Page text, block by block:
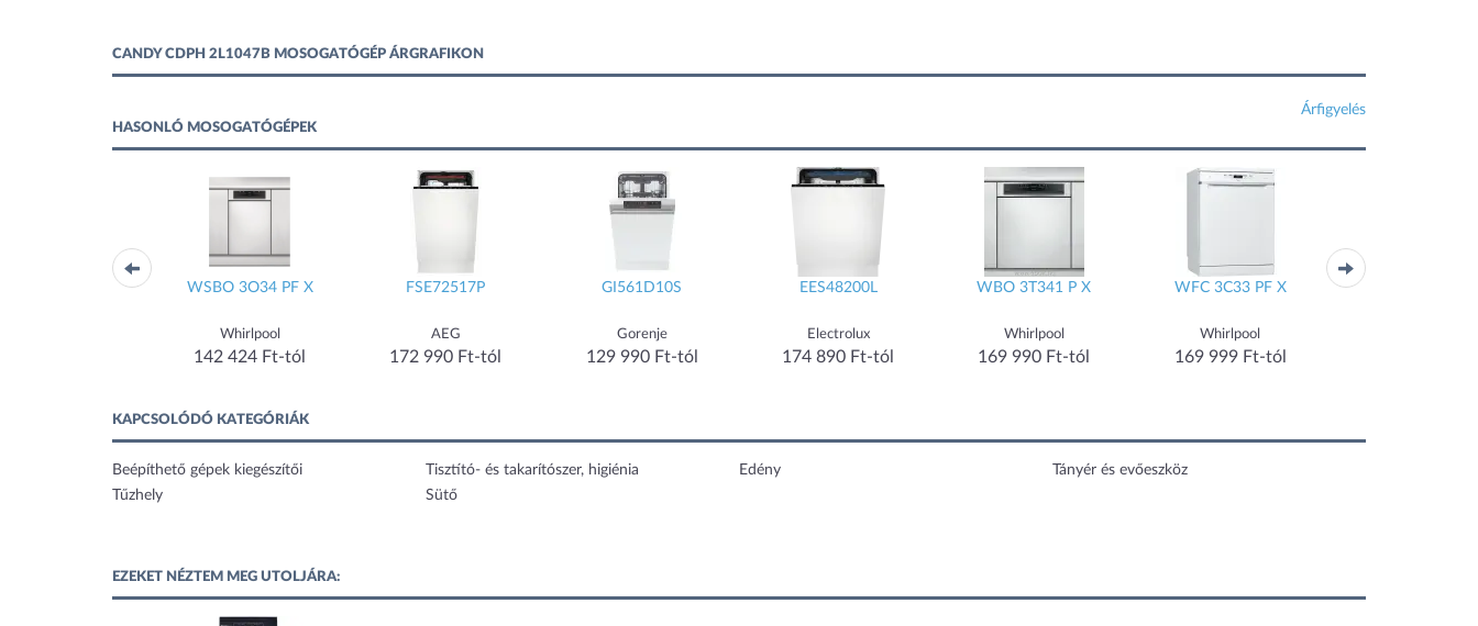
CANDY CDPH 2L1047B MOSOGATÓGÉP ÁRGRAFIKON
Árfigyelés
HASONLÓ MOSOGATÓGÉPEK
WSBO 3O34 PF X
Whirlpool
142 424 Ft-tól
FSE72517P
AEG
172 990 Ft-tól
GI561D10S
Gorenje
129 990 Ft-tól
EES48200L
Electrolux
174 890 Ft-tól
WBO 3T341 P X
Whirlpool
169 990 Ft-tól
WFC 3C33 PF X
Whirlpool
169 999 Ft-tól
KAPCSOLÓDÓ KATEGÓRIÁK
Beépíthető gépek kiegészítői Tisztító- és takarítószer, higiénia Edény
Tányér és evőeszköz
Tűzhely
Sütő
EZEKET NÉZTEM MEG UTOLJÁRA: